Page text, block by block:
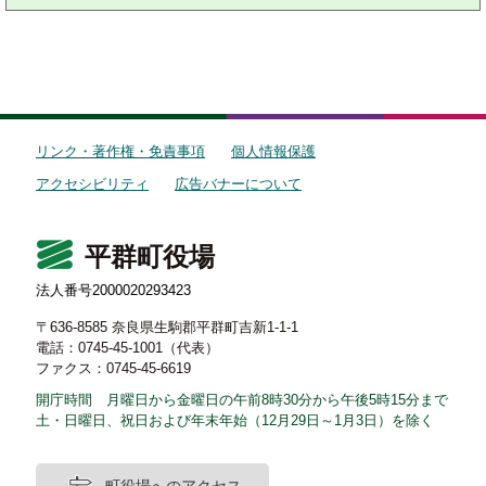
リンク・著作権・免責事項
個人情報保護
アクセシビリティ
広告バナーについて
平群町役場
法人番号2000020293423
〒636-8585 奈良県生駒郡平群町吉新1-1-1
電話：0745-45-1001（代表）
ファクス：0745-45-6619
開庁時間 月曜日から金曜日の午前8時30分から午後5時15分まで
土・日曜日、祝日および年末年始（12月29日～1月3日）を除く